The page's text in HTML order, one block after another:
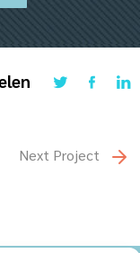
Next Project